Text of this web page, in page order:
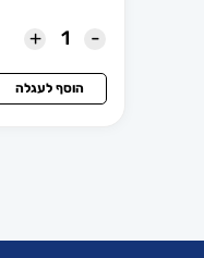
-
+
הוסף לעגלה